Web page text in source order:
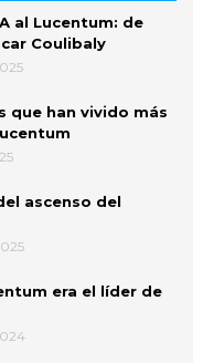
al Lucentum: de
Coulibaly
que han vivido más
ascenso del
era el líder de